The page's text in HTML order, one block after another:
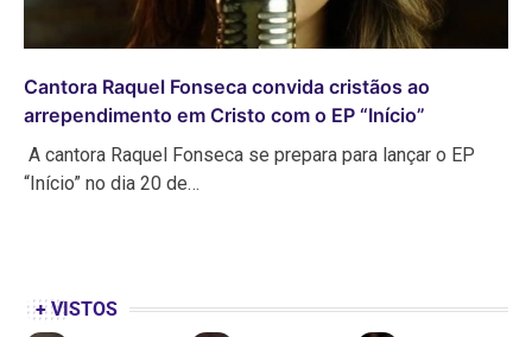
Cantora Raquel Fonseca convida cristãos ao
arrependimento em Cristo com o EP “Início”
A cantora Raquel Fonseca se prepara para lançar o EP
“Início” no dia 20 de…
+ VISTOS